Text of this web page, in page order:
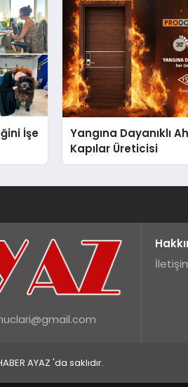
İşe
Yangına Dayanıklı
Kapılar Üreticisi
AYAZ 'da saklıdır.